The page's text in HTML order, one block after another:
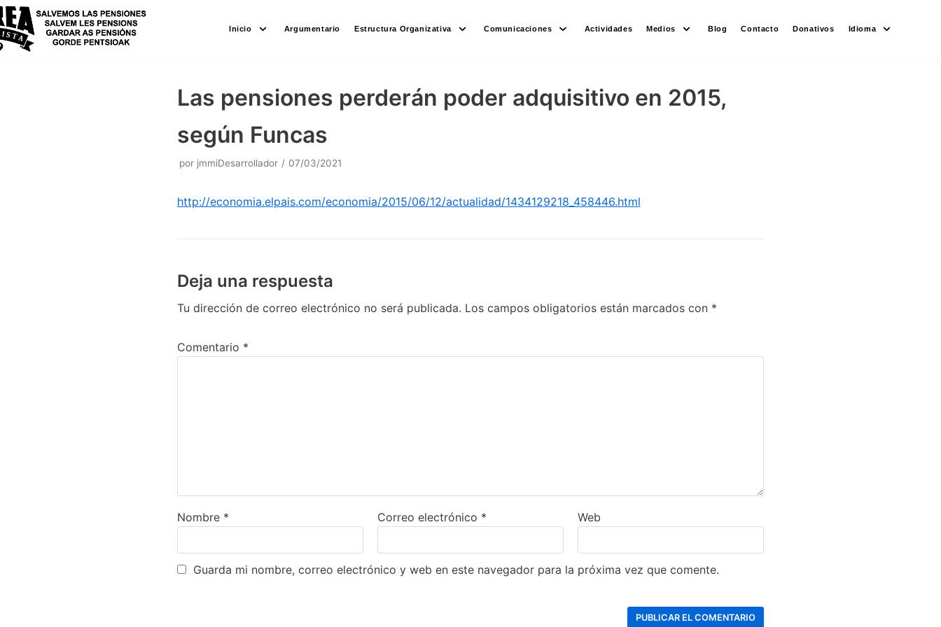
Saltar
al
contenido
Inicio Argumentario Estructura Organizativa Comunicaciones Actividades Medios Blog Contacto Donativos Idioma
Las pensiones perderán poder adquisitivo en 2015,
según Funcas
por jmmiDesarrollador 07/03/2021
http://economia.elpais.com/economia/2015/06/12/actualidad/1434129218_458446.html
Deja una respuesta
Tu dirección de correo electrónico no será publicada. Los campos obligatorios están marcados con *
Comentario *
Nombre * Correo electrónico * Web
Guarda mi nombre, correo electrónico y web en este navegador para la próxima vez que comente.